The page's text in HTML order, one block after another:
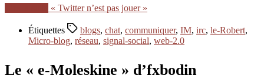
« Twitter n’est pas jouer »
Étiquettes blogs, chat, communiquer, IM, irc, le-Robert,
Micro-blog, réseau, signal-social, web-2.0
Le « e-Moleskine » d’fxbodin